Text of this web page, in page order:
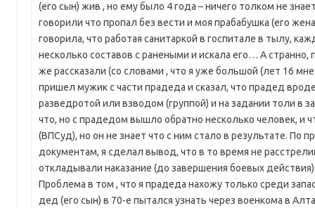
(его сын) жив , но ему было 4 года – ничего толком не
говорили что пропал без вести и моя прабабушка (его
говорила, что работая санитаркой в госпитале в тылу,
несколько составов с ранеными и искала его… А
же рассказали (со словами , что я уже большой (лет 16
пришел мужик с части прадеда и сказал, что прадед
разведротой или взводом (группой) и на задании толи в
что, но с прадедом вышло обратно несколько человек, и
(ВПСуд), но он не знает что с ним стало в результате. По
документам, я сделал вывод, что в то время не
откладывали наказание (до завершения боевых
Проблема в том , что я прадеда нахожу только среди
дед (его сын) в 70-е пытался узнать через военкома в